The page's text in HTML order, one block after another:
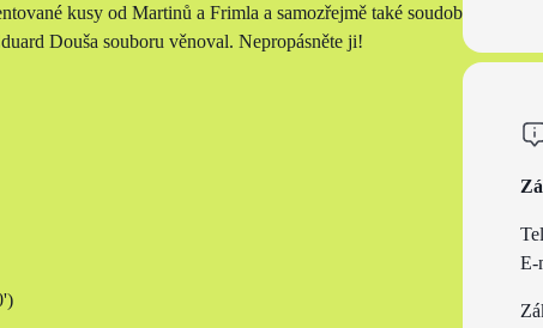
kusy od Martinů a Frimla a samozřejmě také soudobá
Douša souboru věnoval. Nepropásněte ji!
E-